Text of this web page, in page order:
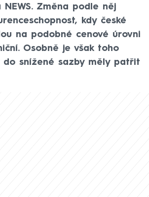
NEWS. Změna podle něj
kdy české
na podobné cenové úrovni
Osobně je však toho
do snížené sazby měly patřit